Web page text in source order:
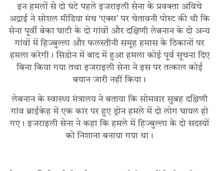
इन हमलों से दो घंटे पहले इजराइली सेना के प्रवक्ता अविचे
अद्राई ने सोशल मीडिया मंच ‘एक्स’ पर चेतावनी पोस्ट की थी कि
सेना पूर्वी बेका घाटी के दो गांवों और दक्षिणी लेबनान के दो अन्य
गांवों में हिज्बुल्ला और फलस्तीनी समूह हमास के ठिकानों पर
हमला करेगी। सिडोन में बाद में हुआ हमला कोई पूर्व सूचना दिए
बिना किया गया तथा इजराइली सेना ने इस पर तत्काल कोई
बयान जारी नहीं किया।
लेबनान के स्वास्थ्य मंत्रालय ने बताया कि सोमवार सुबह दक्षिणी
गांव ब्राईकेह में एक कार पर हुए ड्रोन हमले में दो लोग घायल हो
गए। इजराइली सेना ने कहा कि हमले में हिज्बुल्ला के दो सदस्यों
को निशाना बनाया गया था।